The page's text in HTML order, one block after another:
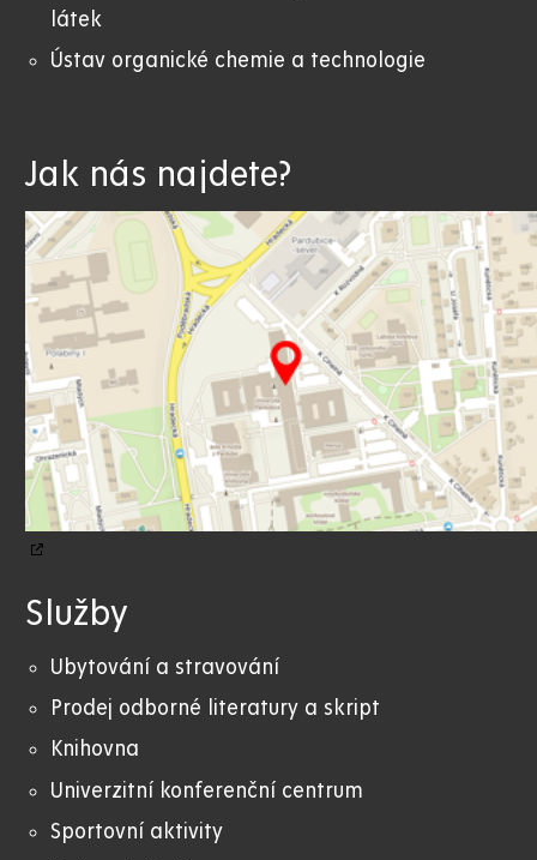
látek
Ústav organické chemie a technologie
Jak nás najdete?
Služby
Ubytování a stravování
Prodej odborné literatury a skript
Knihovna
Univerzitní konferenční centrum
Sportovní aktivity